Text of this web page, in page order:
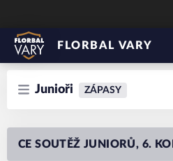
FLORBAL VARY
Junioři ZÁPASY
CE SOUTĚŽ JUNIORŮ, 6.